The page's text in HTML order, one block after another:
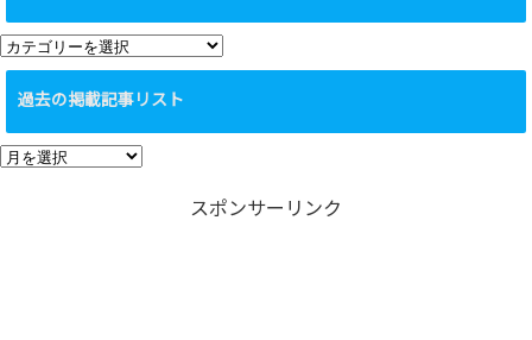
カ
テ
リ
ー
過去の掲載記事リスト
過
スポンサーリンク